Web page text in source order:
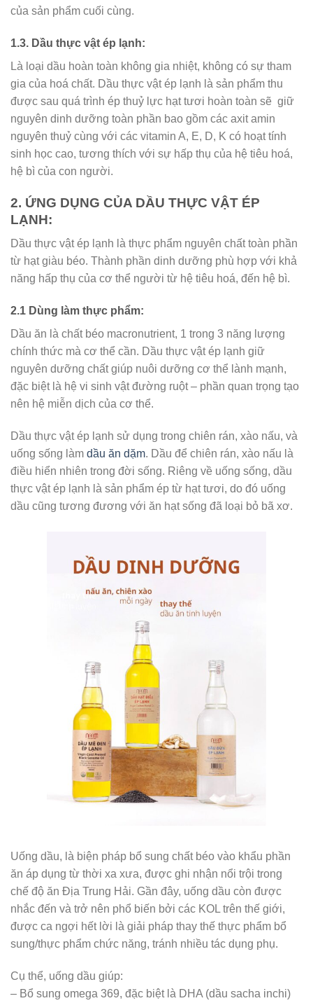
của sản phẩm cuối cùng.
1.3. Dầu thực vật ép lạnh:
Là loại dầu hoàn toàn không gia nhiệt, không có sự tham
gia của hoá chất. Dầu thực vật ép lạnh là sản phẩm thu
được sau quá trình ép thuỷ lực hạt tươi hoàn toàn sẽ giữ
nguyên dinh dưỡng toàn phần bao gồm các axit amin
nguyên thuỷ cùng với các vitamin A, E, D, K có hoạt tính
sinh học cao, tương thích với sự hấp thụ của hệ tiêu hoá,
hệ bì của con người.
2. ỨNG DỤNG CỦA DẦU THỰC VẬT ÉP
LẠNH:
Dầu thực vật ép lạnh là thực phẩm nguyên chất toàn phần
từ hạt giàu béo. Thành phần dinh dưỡng phù hợp với khả
năng hấp thụ của cơ thể người từ hệ tiêu hoá, đến hệ bì.
2.1 Dùng làm thực phẩm:
Dầu ăn là chất béo macronutrient, 1 trong 3 năng lượng
chính thức mà cơ thể cần. Dầu thực vật ép lạnh giữ
nguyên dưỡng chất giúp nuôi dưỡng cơ thể lành mạnh,
đặc biệt là hệ vi sinh vật đường ruột – phần quan trọng tạo
nên hệ miễn dịch của cơ thể.
Dầu thực vật ép lạnh sử dụng trong chiên rán, xào nấu, và
uống sống làm dầu ăn dặm. Dầu để chiên rán, xào nấu là
điều hiển nhiên trong đời sống. Riêng về uống sống, dầu
thực vật ép lạnh là sản phẩm ép từ hạt tươi, do đó uống
dầu cũng tương đương với ăn hạt sống đã loại bỏ bã xơ.
Uống dầu, là biện pháp bổ sung chất béo vào khẩu phần
ăn áp dụng từ thời xa xưa, được ghi nhận nổi trội trong
chế độ ăn Địa Trung Hải. Gần đây, uống dầu còn được
nhắc đến và trở nên phổ biến bởi các KOL trên thế giới,
được ca ngợi hết lời là giải pháp thay thế thực phẩm bổ
sung/thực phẩm chức năng, tránh nhiều tác dụng phụ.
Cụ thể, uống dầu giúp:
– Bổ sung omega 369, đặc biệt là DHA (dầu sacha inchi)